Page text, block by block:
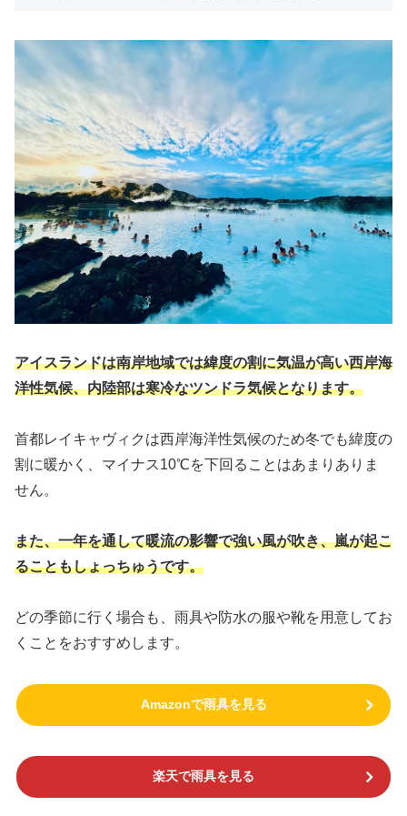
アイスランドは南岸地域では緯度の割に気温が高い西岸海
洋性気候、内陸部は寒冷なツンドラ気候となります。
首都レイキャヴィクは西岸海洋性気候のため冬でも緯度の
割に暖かく、マイナス10℃を下回ることはあまりありま
せん。
また、一年を通して暖流の影響で強い風が吹き、嵐が起こ
ることもしょっちゅうです。
どの季節に行く場合も、雨具や防水の服や靴を用意してお
くことをおすすめします。
Amazonで雨具を見る
楽天で雨具を見る